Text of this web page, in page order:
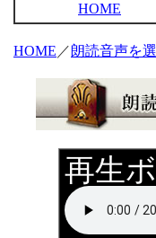
HOME
HOME ／朗読音声を
再生